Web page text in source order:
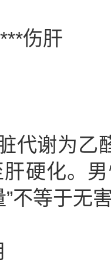
伤肝
代谢为乙
硬化。
不等于无